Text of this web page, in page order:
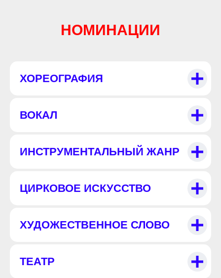
НОМИНАЦИИ
ХОРЕОГРАФИЯ
ВОКАЛ
ИНСТРУМЕНТАЛЬНЫЙ ЖАНР
ЦИРКОВОЕ ИСКУССТВО
ХУДОЖЕСТВЕННОЕ СЛОВО
ТЕАТР